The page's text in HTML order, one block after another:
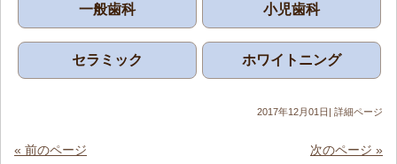
一般歯科 小児歯科
セラミック ホワイトニング
2017年12月01日| 詳細ページ
« 前のページ 次のページ »